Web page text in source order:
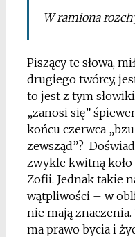
W ramiona
Piszący te słowa,
drugiego twórcy,
to jest z tym
„zanosi się”
końcu czerwca
zewsząd”?
zwykle kwitną
Zofii. Jednak takie
wątpliwości – w
nie mają
ma prawo bycia i